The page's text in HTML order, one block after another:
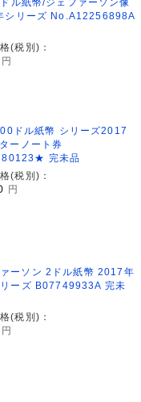
ル紙幣/ジェファーソン像
シリーズ No.A12256898A
(税別)：
円
ドル紙幣 シリーズ2017
ーノート券
完未品
(税別)：
円
ーソン 2ドル紙幣 2017年
ーズ B07749933A 完未
(税別)：
円